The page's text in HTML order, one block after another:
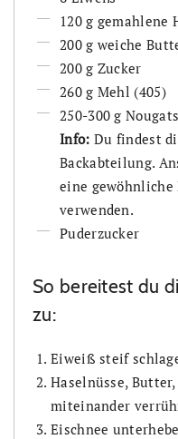
120 g gemahlene
200 g weiche
200 g Zucker
260 g Mehl (405)
250-300 g
Info: Du findest
Backabteilung.
eine gewöhnliche
verwenden.
Puderzucker
So bereitest du
zu:
Eiweiß steif
Haselnüsse,
miteinander
Eischnee